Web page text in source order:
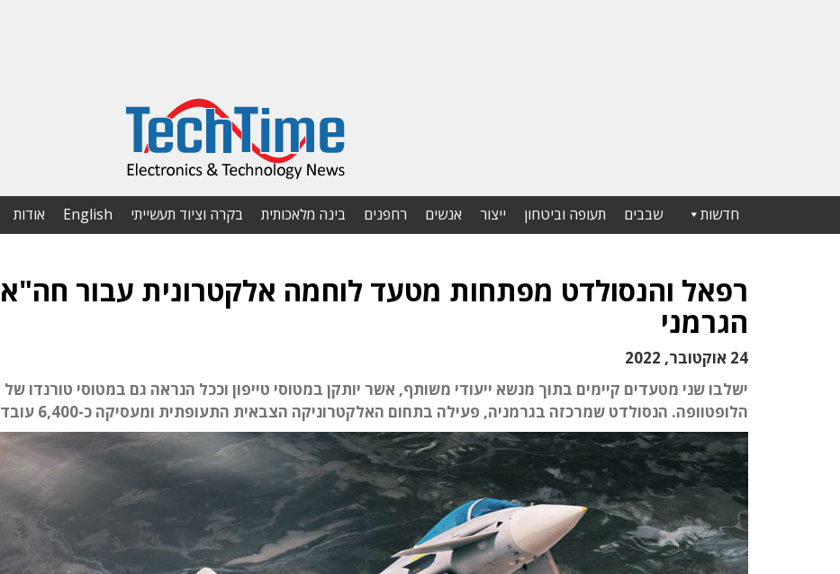
חדשות שבבים תעופה וביטחון ייצור אנשים רחפנים בינה מלאכותית בקרה וציוד תעשייתי English אודות
רפאל והנסולדט מפתחות מטעד לוחמה אלקטרונית עבור חה"א
הגרמני
24 אוקטובר, 2022
ישלבו שני מטעדים קיימים בתוך מנשא ייעודי משותף, אשר יותקן במטוסי טייפון וככל הנראה גם במטוסי טורנדו של
הלופטוופה. הנסולדט שמרכזה בגרמניה, פעילה בתחום האלקטרוניקה הצבאית התעופתית ומעסיקה כ-6,400 עובדים